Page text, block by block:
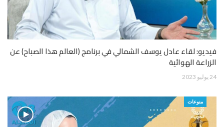
فيديو: لقاء عادل يوسف الشمالي في برنامج (العالم هذا الصباح) عن
الزراعة الهوائية
24 يوليو 2023
منوعات